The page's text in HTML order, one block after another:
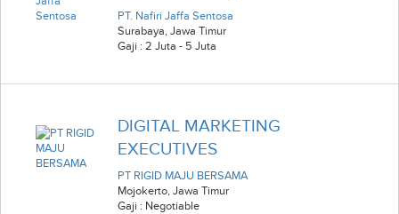
PT. Nafiri Jaffa Sentosa
Surabaya, Jawa Timur
Gaji : 2 Juta - 5 Juta
DIGITAL MARKETING
EXECUTIVES
PT RIGID MAJU BERSAMA
Mojokerto, Jawa Timur
Gaji : Negotiable